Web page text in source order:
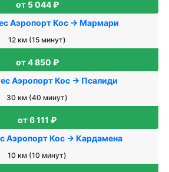
от 5 044 ₽
Аэропорт Кос → Мармари
12 км (15 минут)
от 4 850 ₽
Аэропорт Кос → Псалиди
30 км (40 минут)
от 6 111 ₽
Аэропорт Кос → Кардамена
10 км (10 минут)